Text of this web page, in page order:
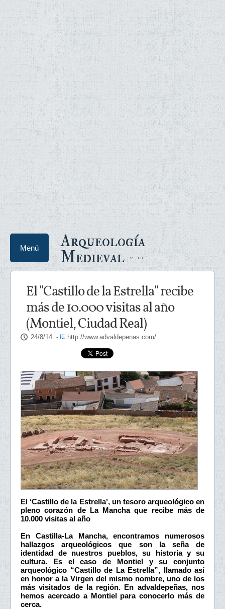
Arqueología
Medieval
Menú
El "Castillo de la Estrella" recibe
más de 10.000 visitas al año
(Montiel, Ciudad Real)
24/8/14 .- http://www.advaldepenas.com/
El ‘Castillo de la Estrella’, un tesoro arqueológico en
pleno corazón de La Mancha que recibe más de
10.000 visitas al año
En Castilla-La Mancha, encontramos numerosos
hallazgos arqueológicos que son la seña de
identidad de nuestros pueblos, su historia y su
cultura. Es el caso de Montiel y su conjunto
arqueológico “Castillo de La Estrella”, llamado así
en honor a la Virgen del mismo nombre, uno de los
más visitados de la región. En advaldepeñas, nos
hemos acercado a Montiel para conocerlo más de
cerca.